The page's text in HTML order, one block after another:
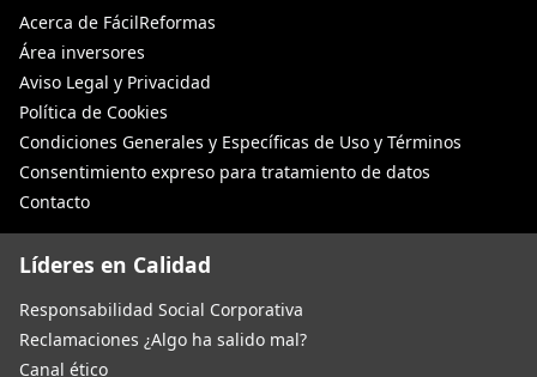
Acerca de FácilReformas
Área inversores
Aviso Legal y Privacidad
Política de Cookies
Condiciones Generales y Específicas de Uso y Términos
Consentimiento expreso para tratamiento de datos
Contacto
Líderes en Calidad
Responsabilidad Social Corporativa
Reclamaciones ¿Algo ha salido mal?
Canal ético